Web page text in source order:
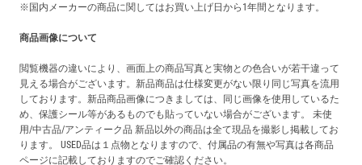
※国内メーカーの商品に関してはお買い上げ日から1年間となります。
商品画像について
閲覧機器の違いにより、画面上の商品写真と実物との色合いが若干違って
見える場合がございます。新品商品は仕様変更がない限り同じ写真を流用
しております。新品商品画像につきましては、同じ画像を使用しているた
め、保護シール等があるものでも貼っていない場合がございます。 未使
用/中古品/アンティーク品 新品以外の商品は全て現品を撮影し掲載してお
ります。 USED品は１点物となりますので、付属品の有無や写真は各商品
ページに記載しておりますのでご確認ください。